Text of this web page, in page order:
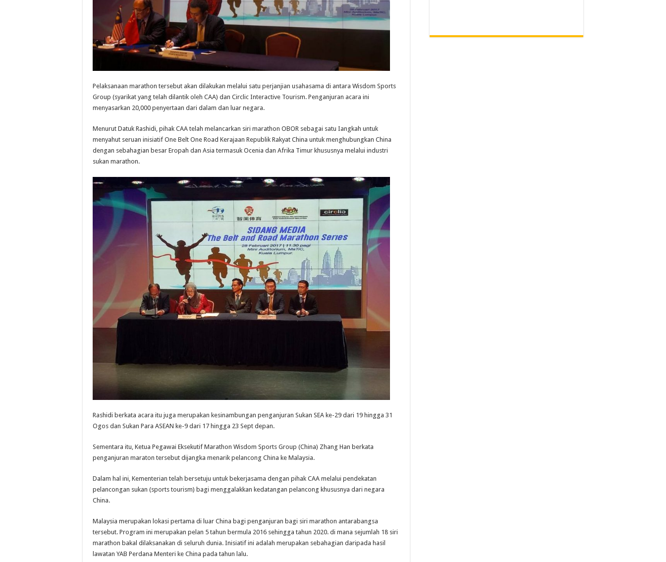
Pelaksanaan marathon tersebut akan dilakukan melalui satu perjanjian usahasama di antara Wisdom Sports
Group (syarikat yang telah dilantik oleh CAA) dan Circlic Interactive Tourism. Penganjuran acara ini
menyasarkan 20,000 penyertaan dari dalam dan luar negara.
Menurut Datuk Rashidi, pihak CAA telah melancarkan siri marathon OBOR sebagai satu Iangkah untuk
menyahut seruan inisiatif One Belt One Road Kerajaan Republik Rakyat China untuk menghubungkan China
dengan sebahagian besar Eropah dan Asia termasuk Ocenia dan Afrika Timur khususnya melalui industri
sukan marathon.
Rashidi berkata acara itu juga merupakan kesinambungan penganjuran Sukan SEA ke-29 dari 19 hingga 31
Ogos dan Sukan Para ASEAN ke-9 dari 17 hingga 23 Sept depan.
Sementara itu, Ketua Pegawai Eksekutif Marathon Wisdom Sports Group (China) Zhang Han berkata
penganjuran maraton tersebut dijangka menarik pelancong China ke Malaysia.
Dalam hal ini, Kementerian telah bersetuju untuk bekerjasama dengan pihak CAA melalui pendekatan
pelancongan sukan (sports tourism) bagi menggalakkan kedatangan pelancong khususnya dari negara
China.
Malaysia merupakan lokasi pertama di luar China bagi penganjuran bagi siri marathon antarabangsa
tersebut. Program ini merupakan pelan 5 tahun bermula 2016 sehingga tahun 2020. di mana sejumlah 18 siri
marathon bakal dilaksanakan di seluruh dunia. Inisiatif ini adalah merupakan sebahagian daripada hasil
lawatan YAB Perdana Menteri ke China pada tahun lalu.